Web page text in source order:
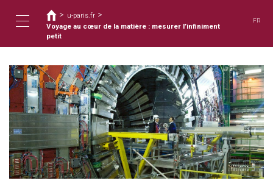
容
Toggle
navigation
您
在
這
裡
> u-paris.fr >
Voyage au cœur de la matière : mesurer l’infiniment
petit
FR